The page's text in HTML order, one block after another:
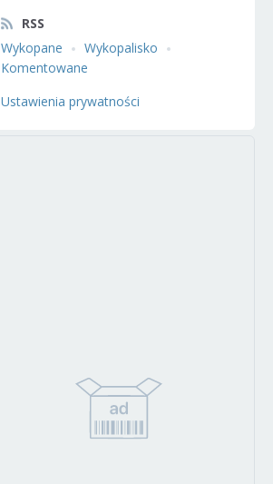
RSS
Wykopane
Wykopalisko
Komentowane
Ustawienia prywatności